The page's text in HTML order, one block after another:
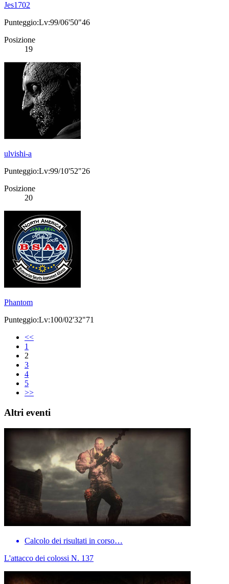
Jes1702
Punteggio:Lv:99/06'50"46
Posizione
19
ulvishi-a
Punteggio:Lv:99/10'52"26
Posizione
20
Phantom
Punteggio:Lv:100/02'32"71
<<
1
2
3
4
5
>>
Altri eventi
Calcolo dei risultati in corso…
L'attacco dei colossi N. 137